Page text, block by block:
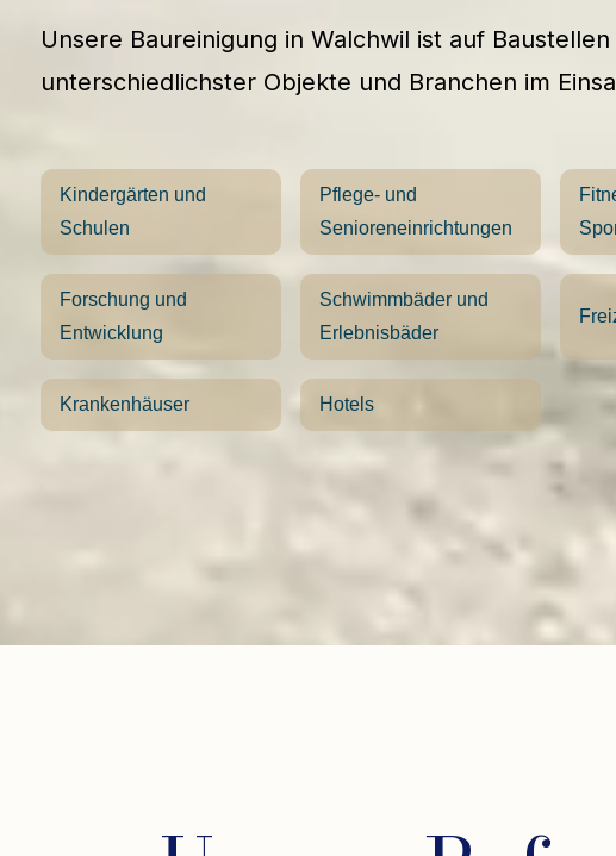
Unsere Baureinigung in Walchwil ist auf Baustellen
unterschiedlichster Objekte und Branchen im
Kindergärten und
Schulen
Pflege- und
Senioreneinrichtungen
Forschung und
Entwicklung
Schwimmbäder und
Erlebnisbäder
Krankenhäuser Hotels